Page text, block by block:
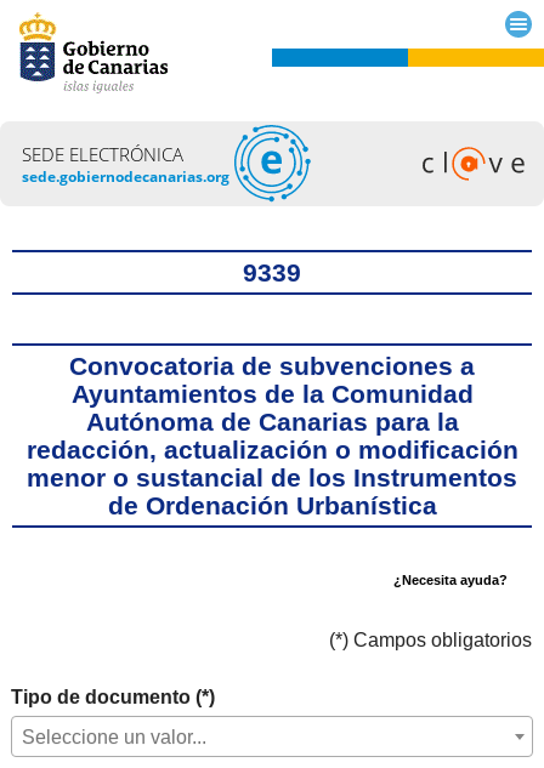
SEDE ELECTRÓNICA
sede.gobiernodecanarias.org
9339
Convocatoria de subvenciones a
Ayuntamientos de la Comunidad
Autónoma de Canarias para la
redacción, actualización o modificación
menor o sustancial de los Instrumentos
de Ordenación Urbanística
¿Necesita ayuda?
(*) Campos obligatorios
Tipo de documento (*)
Seleccione un valor...